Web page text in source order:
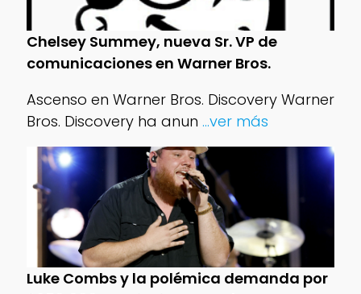
Chelsey Summey, nueva Sr. VP de
comunicaciones en Warner Bros.
Ascenso en Warner Bros. Discovery Warner
Bros. Discovery ha anun ...ver más
Luke Combs y la polémica demanda por